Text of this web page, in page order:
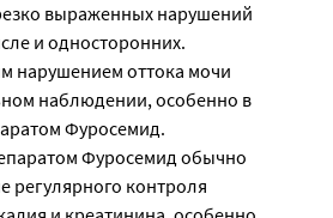
выраженных нарушений
и односторонних.
нарушением оттока мочи
наблюдении, особенно в
Фуросемид.
Фуросемид обычно
регулярного контроля